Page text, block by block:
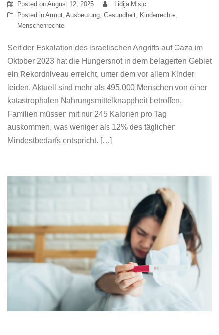
Posted on August 12, 2025
Lidija Misic
Posted in Armut, Ausbeutung, Gesundheit, Kinderrechte,
Menschenrechte
Seit der Eskalation des israelischen Angriffs auf Gaza im
Oktober 2023 hat die Hungersnot in dem belagerten Gebiet
ein Rekordniveau erreicht, unter dem vor allem Kinder
leiden. Aktuell sind mehr als 495.000 Menschen von einer
katastrophalen Nahrungsmittelknappheit betroffen.
Familien müssen mit nur 245 Kalorien pro Tag
auskommen, was weniger als 12% des täglichen
Mindestbedarfs entspricht. […]